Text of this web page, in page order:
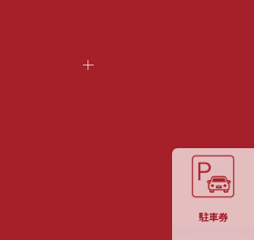
駐車券